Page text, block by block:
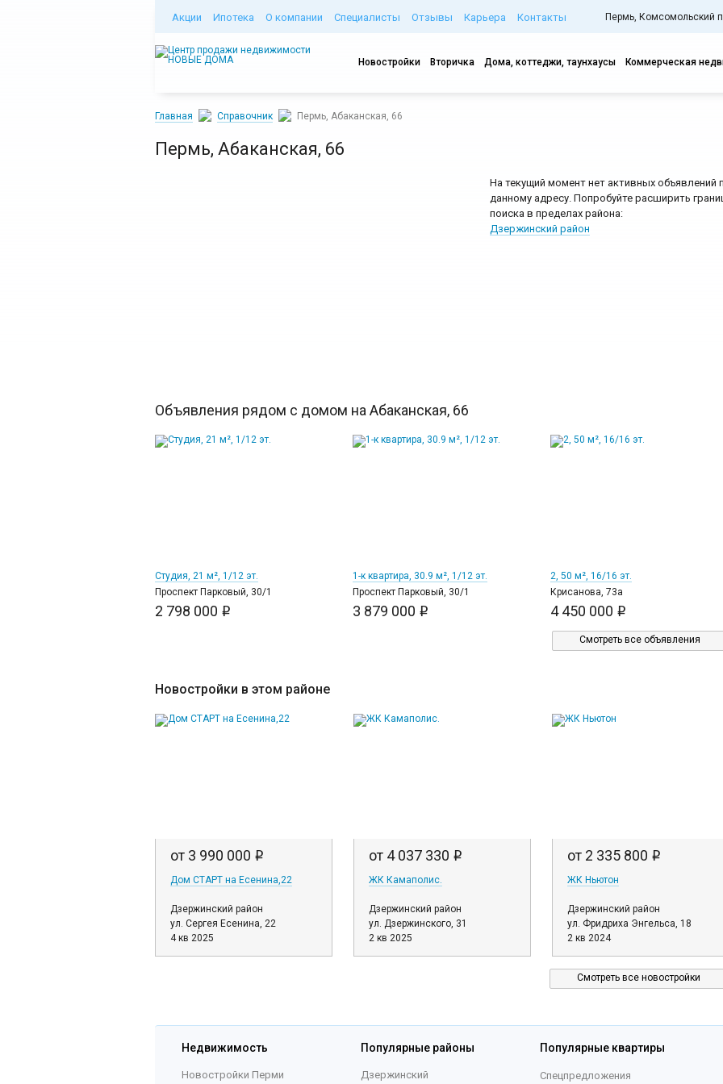
Акции Ипотека О компании Специалисты Отзывы Карьера Контакты Пермь, Комсомольский
Новостройки Вторичка Дома, коттеджи, таунхаусы Коммерческая
Главная Справочник Пермь, Абаканская, 66
Пермь, Абаканская, 66
На текущий момент нет активных объявлений
данному адресу. Попробуйте расширить
поиска в пределах района:
Дзержинский район
Объявления рядом с домом на Абаканская, 66
Студия, 21 м², 1/12 эт.
Проспект Парковый, 30/1
2 798 000 i
1-к квартира, 30.9 м², 1/12 эт.
Проспект Парковый, 30/1
3 879 000 i
2, 50 м², 16/16 эт.
Крисанова, 73а
4 450 000 i
Смотреть все объявления
Новостройки в этом районе
от 3 990 000 i
Дом СТАРТ на Есенина,22
Дзержинский район
ул. Сергея Есенина, 22
4 кв 2025
от 4 037 330 i
ЖК Камаполис.
Дзержинский район
ул. Дзержинского, 31
2 кв 2025
от 2 335 800 i
ЖК Ньютон
Дзержинский район
ул. Фридриха Энгельса, 18
2 кв 2024
Смотреть все новостройки
Недвижимость
Новостройки Перми
Популярные районы
Дзержинский
Популярные квартиры
Спецпредложения